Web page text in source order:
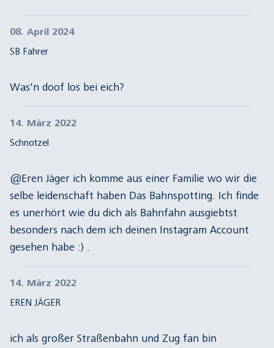
08. April 2024
SB Fahrer
Was'n doof los bei eich?
14. März 2022
Schnotzel
@Eren Jäger ich komme aus einer Familie wo wir die
selbe leidenschaft haben Das Bahnspotting. Ich finde
es unerhört wie du dich als Bahnfahn ausgiebtst
besonders nach dem ich deinen Instagram Account
gesehen habe :) .
14. März 2022
EREN JÄGER
ich als großer Straßenbahn und Zug fan bin